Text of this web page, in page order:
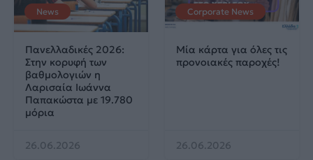
News
Πανελλαδικές 2026:
Στην κορυφή των
βαθμολογιών η
Λαρισαία Ιωάννα
Παπακώστα με 19.780
μόρια
26.06.2026
Corporate News
Μία κάρτα για όλες τις
προνοιακές παροχές!
26.06.2026